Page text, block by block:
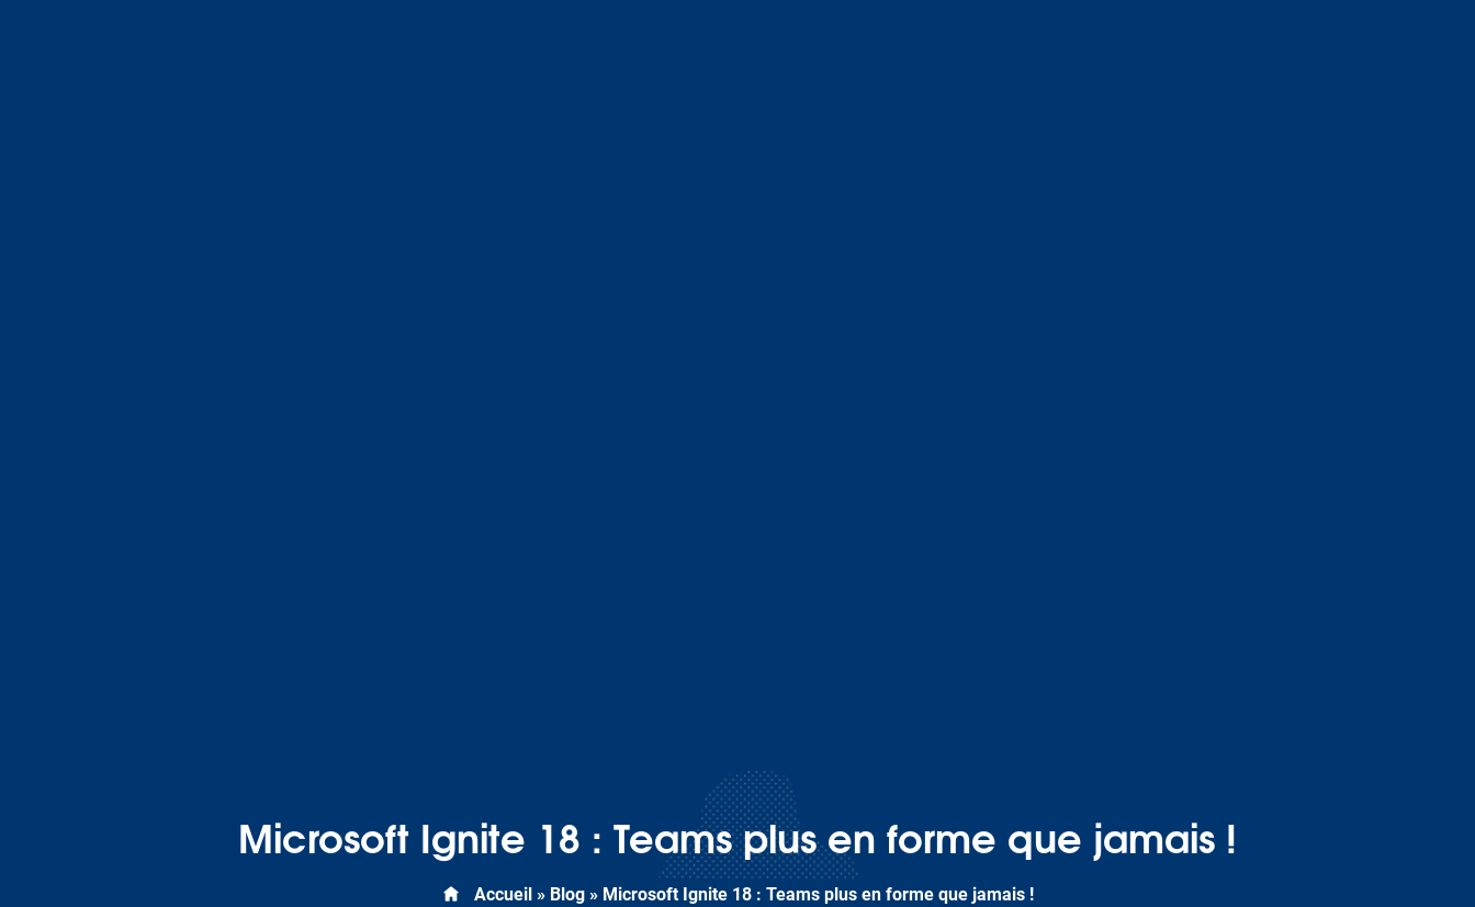
Microsoft Ignite 18 : Teams plus en forme que jamais !
Accueil » Blog» Microsoft Ignite 18 : Teams plus en forme que jamais !